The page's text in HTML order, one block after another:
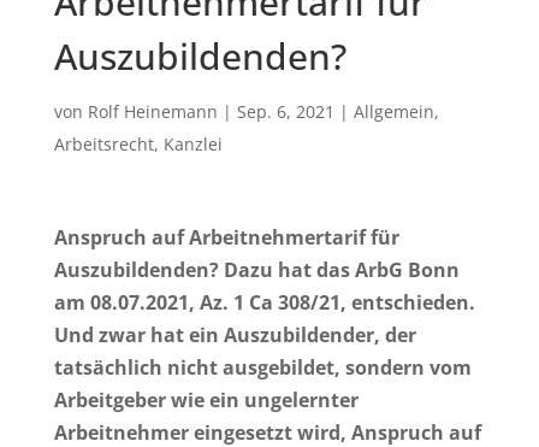
Auszubildenden?
von Rolf Heinemann | Sep. 6, 2021 | Allgemein,
Arbeitsrecht, Kanzlei
Anspruch auf Arbeitnehmertarif für
Auszubildenden? Dazu hat das ArbG Bonn
am 08.07.2021, Az. 1 Ca 308/21, entschieden.
Und zwar hat ein Auszubildender, der
tatsächlich nicht ausgebildet, sondern vom
Arbeitgeber wie ein ungelernter
Arbeitnehmer eingesetzt wird, Anspruch auf